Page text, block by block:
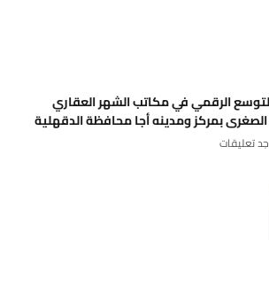
الرقمي في مكاتب الشهر العقاري
بمركز ومدينه أجا محافظة الدقهلية
تعليقات